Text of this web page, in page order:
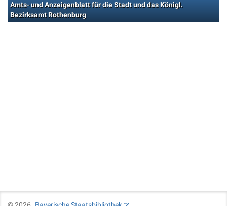
Amts- und Anzeigenblatt für die Stadt und das Königl.
Bezirksamt Rothenburg